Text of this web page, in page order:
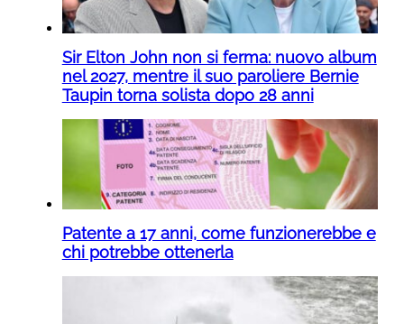
Sir Elton John non si ferma: nuovo album
nel 2027, mentre il suo paroliere Bernie
Taupin torna solista dopo 28 anni
Patente a 17 anni, come funzionerebbe e
chi potrebbe ottenerla